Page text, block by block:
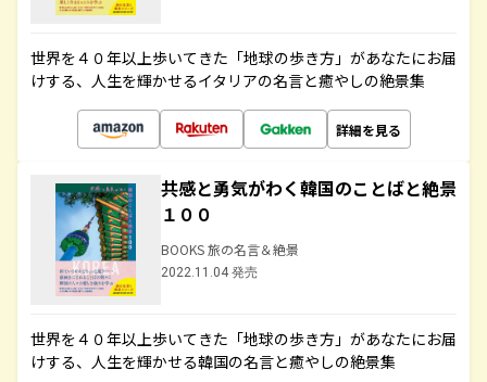
世界を４０年以上歩いてきた「地球の歩き方」があなたにお届
けする、人生を輝かせるイタリアの名言と癒やしの絶景集
詳細を見る
共感と勇気がわく韓国のことばと絶景
１００
BOOKS 旅の名言＆絶景
2022.11.04 発売
世界を４０年以上歩いてきた「地球の歩き方」があなたにお届
けする、人生を輝かせる韓国の名言と癒やしの絶景集